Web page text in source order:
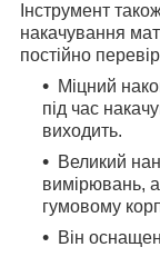
Інструмент
накачування
постійно
Міцний
під час
виходить.
Великий
вимірювань,
гумовому
Він